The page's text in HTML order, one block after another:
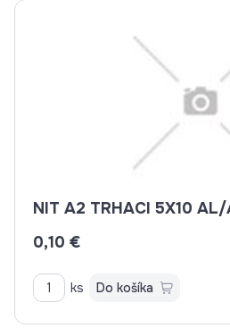
NIT A2 TRHACI 5X10
0,10 €
ks Do košíka